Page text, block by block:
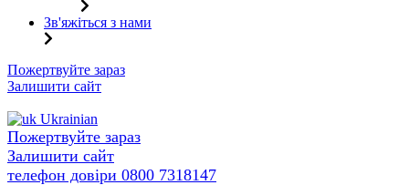
Зв'яжіться з нами
Перейти
до
Пожертвуйте зараз
Залишити сайт
Ukrainian
Пожертвуйте зараз
Залишити сайт
телефон довіри 0800 7318147